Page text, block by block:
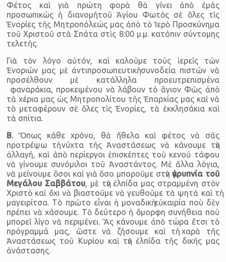
Φέτος καὶ γιὰ πρώτη φορὰ θὰ γίνει ἀπὸ ἐμᾶς
προσωπικῶς ἡ διανομὴ τοῦ Ἁγίου Φωτὸς σὲ ὅλες τὶς
Ἐνορίες τῆς Μητροπόλεώς μας ἀπὸ τὸ Ἱερὸ Προσκύνημα
τοῦ Χριστοῦ στὰ Σπάτα στὶς 8:00 μ.μ. κατόπιν σύντομης
τελετῆς.
Γιὰ τὸν λόγο αὐτόν, καὶ καλοῦμε τοὺς ἱερεῖς τῶν
Ἐνοριῶν μας μὲ ἀντιπροσωπευτικὴ συνοδεία πιστῶν νὰ
προσέλθουν μὲ κατάλληλα προευτρεπισμένα
φαναράκια, προκειμένου νὰ λάβουν τὸ ἅγιον Φῶς ἀπὸ
τὰ χέρια μας ὡς Μητροπολίτου τῆς Ἐπαρχίας μας καὶ νὰ
τὸ μεταφέρουν σὲ ὅλες τὶς Ἐνορίες, τὰ ἐκκλησάκια καὶ
τὰ σπίτια.
Β. Ὅπως κάθε χρόνο, θὰ ἤθελα καὶ φέτος νὰ σᾶς
προτρέψω τὴ νύχτα τῆς Ἀναστάσεως νὰ κάνουμε τὴν
ἀλλαγή, καὶ ἀπὸ περίεργοι ἐπισκέπτες τοῦ κενοῦ τάφου
νὰ γίνουμε συνόμιλοι τοῦ Ἀναστάντος. Μὲ ἄλλα λόγια,
νὰ μείνουμε ὅσοι καὶ γιὰ ὅσο μποροῦμε στὴν ἀγρυπνία τοῦ
Μεγάλου Σαββάτου, μὲ τὴν ἐλπίδα μας στραμμένη στὸν
Χριστὸ καὶ ὄχι νὰ βιαστοῦμε νὰ γευθοῦμε τὰ ψητὰ καὶ τὴ
μαγειρίτσα. Τὸ πρῶτο εἶναι ἡ μοναδικὴ εὐκαιρία ποὺ δὲν
πρέπει νὰ χάσουμε. Τὸ δεύτερο ἡ ὄμορφη συνήθεια ποὺ
μπορεῖ λίγο νὰ περιμένει. Ἂς κάνουμε ἀπὸ τώρα ἔτσι τὸ
πρόγραμμά μας, ὥστε νὰ ζήσουμε καὶ τὴ χαρὰ τῆς
Ἀναστάσεως τοῦ Κυρίου καὶ τὴν ἐλπίδα τῆς δικῆς μας
ἀνάστασης.